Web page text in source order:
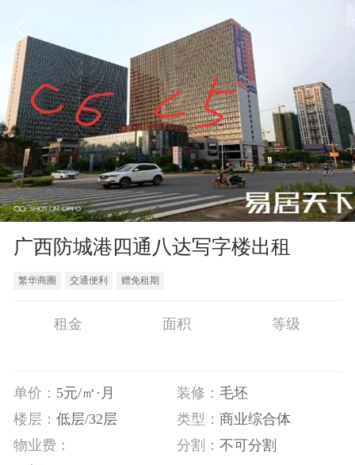
广西防城港四通八达写字楼出租
繁华商圈 交通便利 赠免租期
租金 面积 等级
单价： 5元/㎡·月 装修：毛坯
楼层： 低层/32 类型：商业综合体
物业费：
分割：不可分割